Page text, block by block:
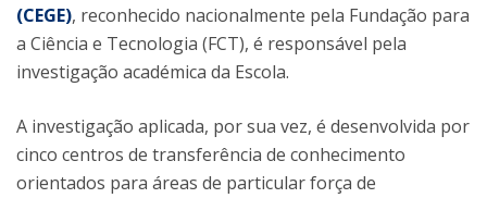
(CEGE), reconhecido nacionalmente pela Fundação para
a Ciência e Tecnologia (FCT), é responsável pela
investigação académica da Escola.
A investigação aplicada, por sua vez, é desenvolvida por
cinco centros de transferência de conhecimento
orientados para áreas de particular força de